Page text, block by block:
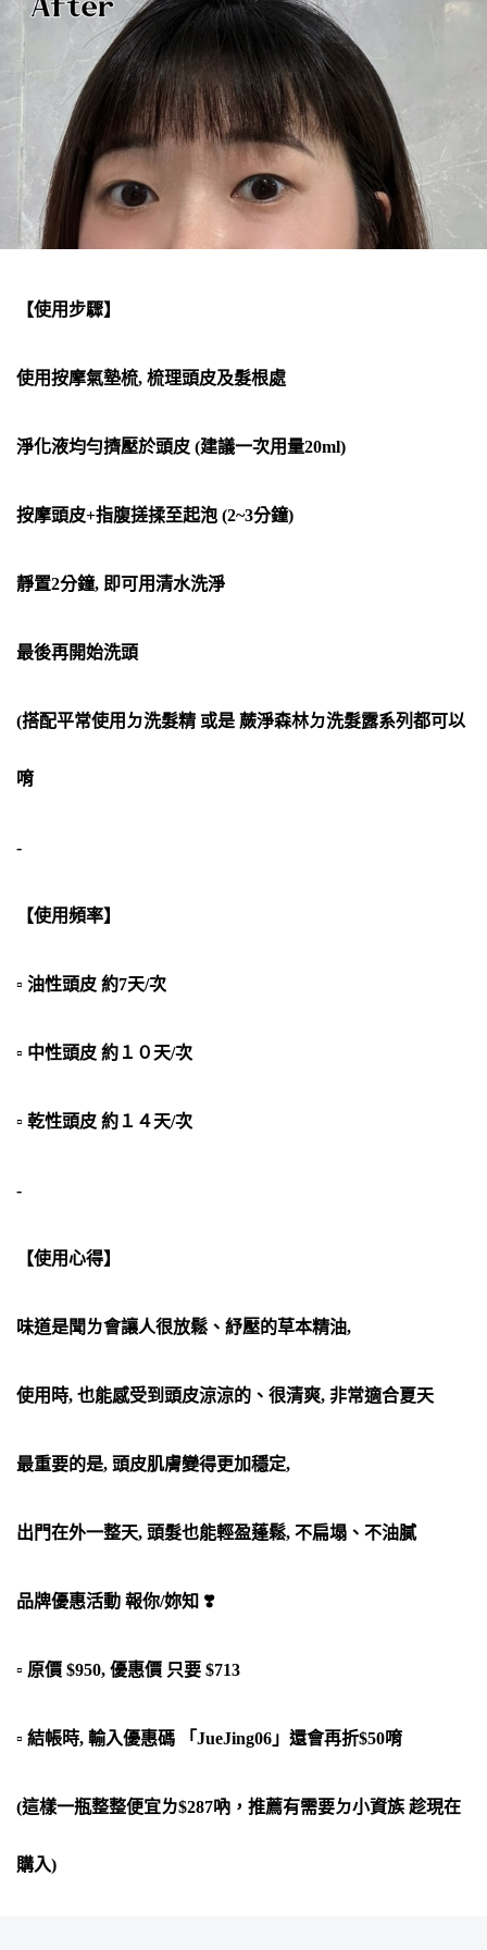
【使用步驟】
使用按摩氣墊梳, 梳理頭皮及髮根處
淨化液均勻擠壓於頭皮 (建議一次用量20ml)
按摩頭皮+指腹搓揉至起泡 (2~3分鐘)
靜置2分鐘, 即可用清水洗淨
最後再開始洗頭
(搭配平常使用ㄉ洗髮精 或是 蕨淨森林ㄉ洗髮露系列都可以
唷
-
【使用頻率】
▫ 油性頭皮 約7天/次
▫ 中性頭皮 約１０天/次
▫ 乾性頭皮 約１４天/次
-
【使用心得】
味道是聞ㄌ會讓人很放鬆、紓壓的草本精油,
使用時, 也能感受到頭皮涼涼的、很清爽, 非常適合夏天
最重要的是, 頭皮肌膚變得更加穩定,
出門在外一整天, 頭髮也能輕盈蓬鬆, 不扁塌、不油膩
品牌優惠活動 報你/妳知 ❣️
▫ 原價 $950, 優惠價 只要 $713
▫ 結帳時, 輸入優惠碼 「JueJing06」還會再折$50唷
(這樣一瓶整整便宜ㄌ$287吶，推薦有需要ㄉ小資族 趁現在
購入)